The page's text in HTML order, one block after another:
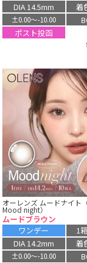
DIA 14.5mm
着
±0.00〜-10.00
ポスト投函
オーレンズ ムードナイト
Mood night）
ムードブラウン
ワンデー
1
DIA 14.2mm
着
±0.00〜-10.00